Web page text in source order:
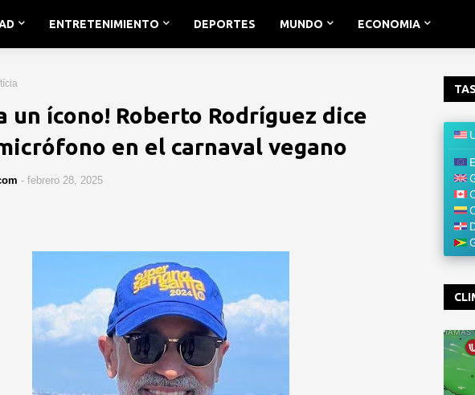
ENTRETENIMIENTO DEPORTES MUNDO ECONOMIA
un ícono! Roberto Rodríguez dice
en el carnaval vegano
- febrero 28, 2025